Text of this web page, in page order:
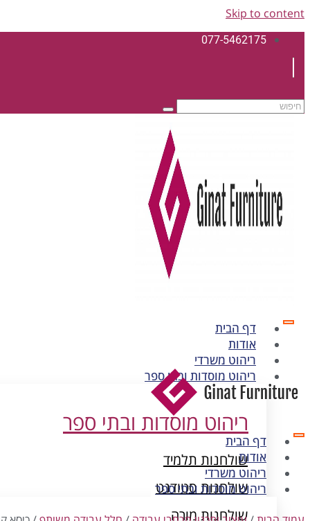
Skip to content
077-5462175
דף הבית
אודות
ריהוט משרדי
ריהוט מוסדות ובתי ספר
ריהוט מוסדות ובתי ספר
שולחנות תלמיד
שולחנות סטודנט
שולחנות מורה
דף הבית
אודות
ריהוט משרדי
ריהוט מוסדות ובתי ספר